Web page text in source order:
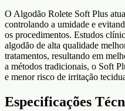
O Algodão Rolete Soft Plus
controlando a umidade e
os procedimentos. Estudos
algodão de alta qualidade
tratamentos, resultando em
a métodos tradicionais, o Soft
e menor risco de irritação
Especificações